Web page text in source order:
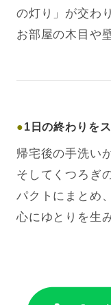
の灯り」が交わり
お部屋の木目や
●1日の終わりを
帰宅後の手洗い
そしてくつろぎ
パクトにまとめ、
心にゆとりを生